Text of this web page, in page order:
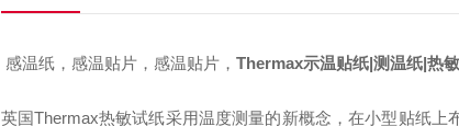
感温纸，感温贴片，感温贴片， Thermax示温贴纸|测温纸|热
英国Thermax热敏试纸采用温度测量的新概念，在小型贴纸